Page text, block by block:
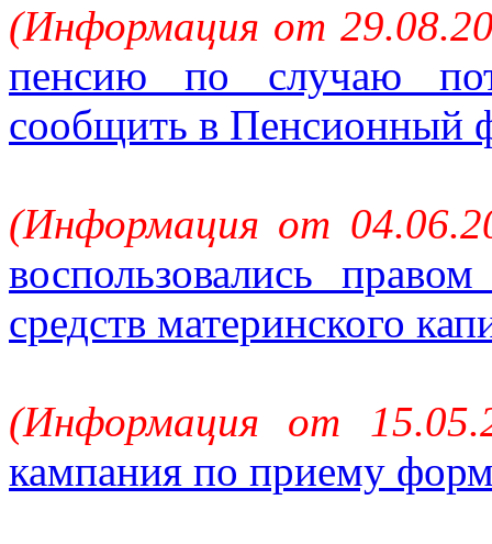
(Информация от
пенсию по случаю
сообщить в Пенсионный
(Информация от
воспользовались
средств материнского
(Информация от
кампания по приему